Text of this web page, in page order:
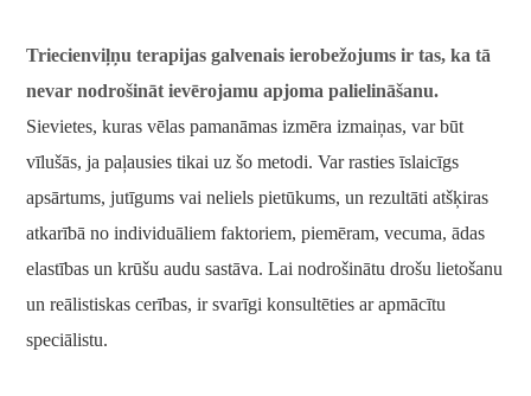
Triecienviļņu terapijas galvenais ierobežojums ir tas, ka tā
nevar nodrošināt ievērojamu apjoma palielināšanu.
Sievietes, kuras vēlas pamanāmas izmēra izmaiņas, var būt
vīlušās, ja paļausies tikai uz šo metodi. Var rasties īslaicīgs
apsārtums, jutīgums vai neliels pietūkums, un rezultāti atšķiras
atkarībā no individuāliem faktoriem, piemēram, vecuma, ādas
elastības un krūšu audu sastāva. Lai nodrošinātu drošu lietošanu
un reālistiskas cerības, ir svarīgi konsultēties ar apmācītu
speciālistu.